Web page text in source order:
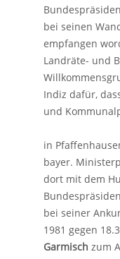
bei seinen
empfangen
Landräte- und
Indiz dafür,
und
in
bayer.
dort mit dem
bei seiner
1981 gegen
Garmisch zum